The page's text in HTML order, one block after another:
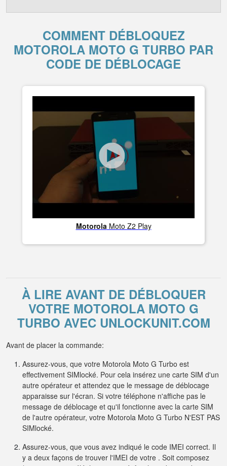
COMMENT DÉBLOQUEZ
MOTOROLA MOTO G TURBO PAR
CODE DE DÉBLOCAGE
MotorolaMoto Z2 Play
À LIRE AVANT DE DÉBLOQUER
VOTRE MOTOROLA MOTO G
TURBO AVEC UNLOCKUNIT.COM
Avant de placer la commande:
Assurez-vous, que votre Motorola Moto G Turbo est
effectivement SIMlocké. Pour cela insérez une carte SIM d'un
autre opérateur et attendez que le message de déblocage
apparaisse sur l'écran. Si votre téléphone n'affiche pas le
message de déblocage et qu'il fonctionne avec la carte SIM
de l'autre opérateur, votre Motorola Moto G Turbo N'EST PAS
SIMlocké.
Assurez-vous, que vous avez indiqué le code IMEI correct. Il
y a deux façons de trouver l'IMEI de votre . Soit composez